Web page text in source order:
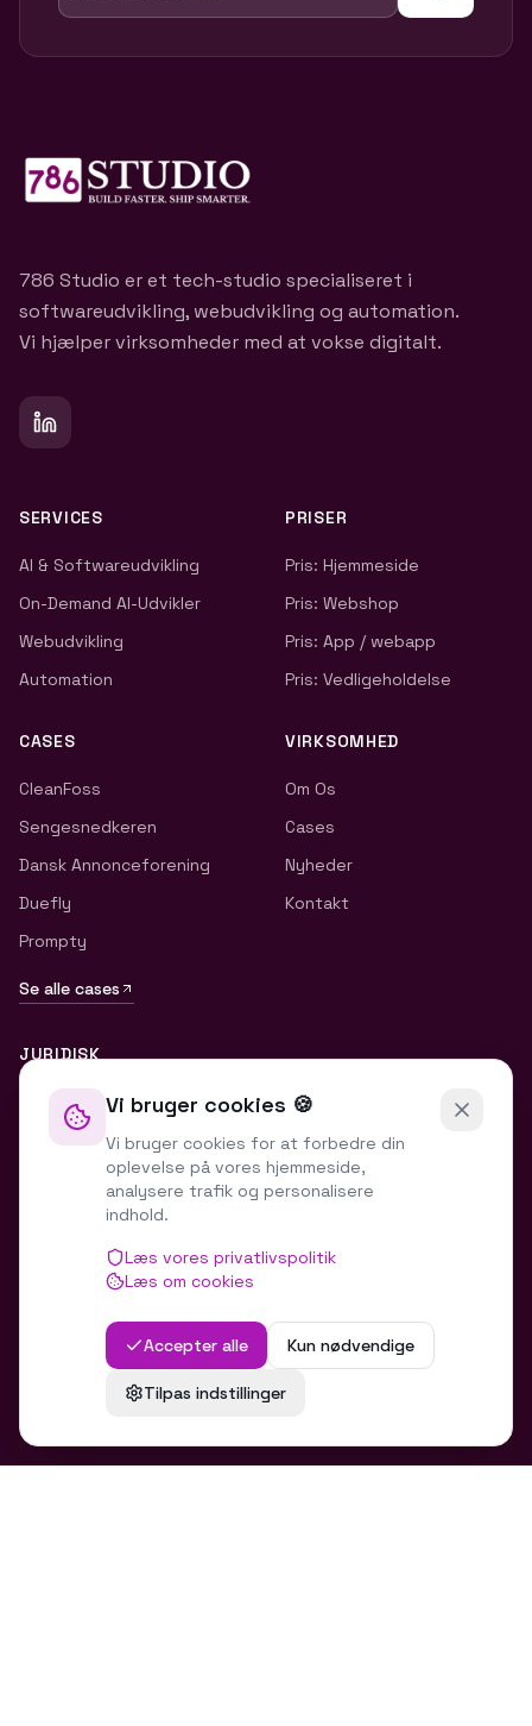
786 Studio er et tech-studio specialiseret i
softwareudvikling, webudvikling og automation.
Vi hjælper virksomheder med at vokse digitalt.
SERVICES
AI & Softwareudvikling
On-Demand AI-Udvikler
Webudvikling
Automation
PRISER
Pris: Hjemmeside
Pris: Webshop
Pris: App / webapp
Pris: Vedligeholdelse
CASES
CleanFoss
Sengesnedkeren
Dansk Annonceforening
Duefly
Prompty
Se alle cases
VIRKSOMHED
Om Os
Cases
Nyheder
Kontakt
JURIDISK
Privatlivspolitik
Handelsbetingelser
Cookiepolitik
Cookie-indstillinger
EMAIL
info@786studio.ai
Vi bruger cookies 🍪
Vi bruger cookies for at forbedre din
oplevelse på vores hjemmeside,
analysere trafik og personalisere
indhold.
Læs vores privatlivspolitik
Læs om cookies
Accepter alle Kun nødvendige
Tilpas indstillinger